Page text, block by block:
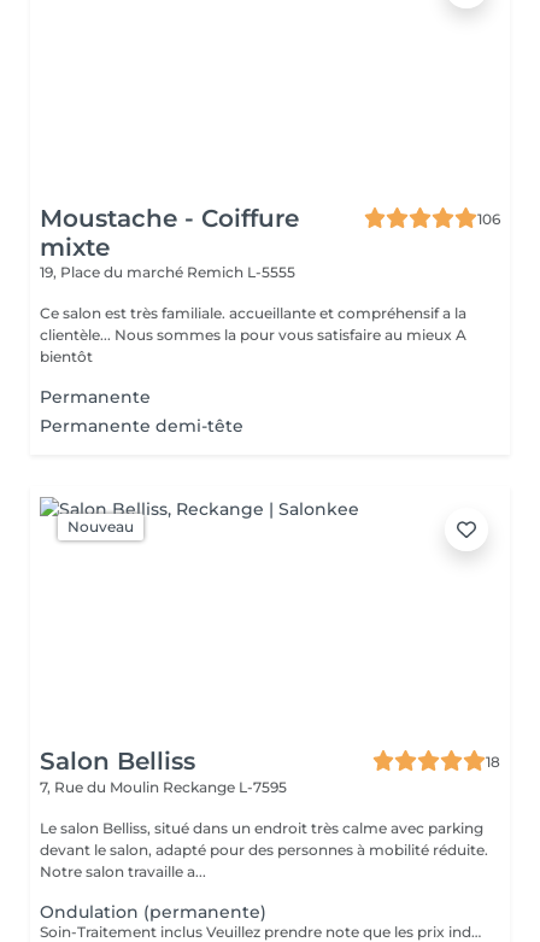
Moustache - Coiffure
mixte
106
19, Place du marché Remich L-5555
Ce salon est très familiale. accueillante et compréhensif a la
clientèle... Nous sommes la pour vous satisfaire au mieux A
bientôt
Permanente
Permanente demi-tête
Nouveau
Salon Belliss
18
7, Rue du Moulin Reckange L-7595
Le salon Belliss, situé dans un endroit très calme avec parking
devant le salon, adapté pour des personnes à mobilité réduite.
Notre salon travaille a...
Ondulation (permanente)
Soin-Traitement inclus Veuillez prendre note que les prix indiqués sur Salonkee sont communiqués à titre informatif et s'entendent de base. Ces derniers sont susceptibles de varier selon le diagnostic réalisé à votre arrivée au salon et l'expertise du professionnel à qui vous confiez votre beauté. Dans tous les cas, un devis précis vous sera proposé et toutes réalisations de prestations seront effectuées avec votre accord. Un grand merci d'avance pour votre compréhension. Au plaisir de vous recevoir très vite.